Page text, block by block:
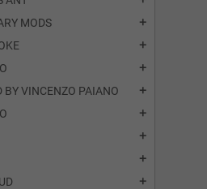
MODS add
add
add
BY VINCENZO PAIANO add
add
add
add
add